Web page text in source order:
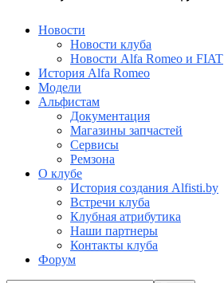
Новости
Новости клуба
Новости Alfa Romeo и FIAT
История Alfa Romeo
Модели
Альфистам
Документация
Магазины запчастей
Сервисы
Ремзона
О клубе
История создания Alfisti.by
Встречи клуба
Клубная атрибутика
Наши партнеры
Контакты клуба
Форум